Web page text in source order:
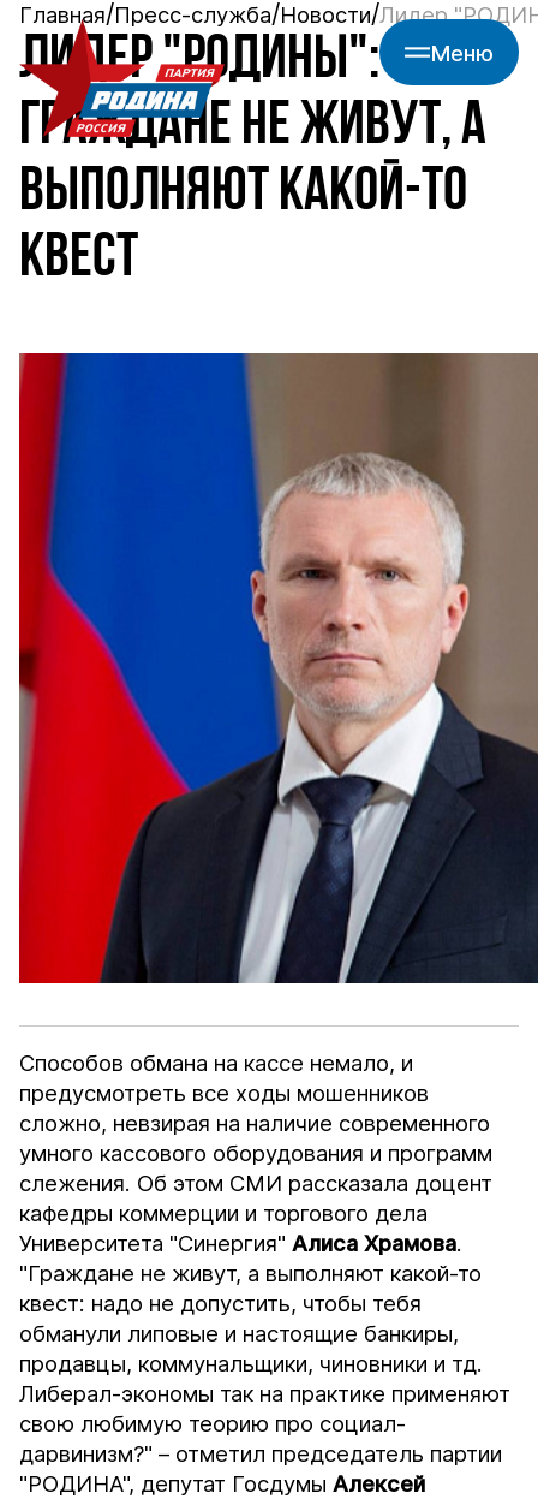
Меню
Главная Пресс-служба Новости Лидер
ЛИДЕР "РОДИНЫ":
ГРАЖДАНЕ НЕ ЖИВУТ, А
ВЫПОЛНЯЮТ КАКОЙ-ТО
КВЕСТ
Способов обмана на кассе немало, и
предусмотреть все ходы мошенников
сложно, невзирая на наличие современного
умного кассового оборудования и программ
слежения. Об этом СМИ рассказала доцент
кафедры коммерции и торгового дела
Университета "Синергия"Алиса Храмова.
"Граждане не живут, а выполняют какой-то
квест: надо не допустить, чтобы тебя
обманули липовые и настоящие банкиры,
продавцы, коммунальщики, чиновники и тд.
Либерал-экономы так на практике применяют
свою любимую теорию про социал-
дарвинизм?" – отметил председатель партии
"РОДИНА", депутат ГосдумыАлексей